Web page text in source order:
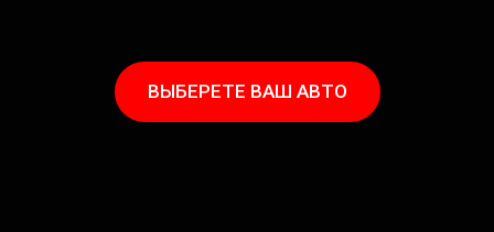
ВЫБЕРЕТЕ ВАШ АВТО